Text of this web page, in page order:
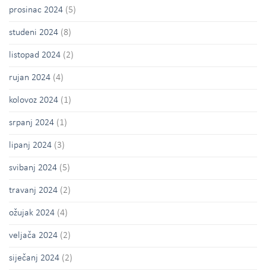
prosinac 2024 (5)
studeni 2024 (8)
listopad 2024 (2)
rujan 2024 (4)
kolovoz 2024 (1)
srpanj 2024 (1)
lipanj 2024 (3)
svibanj 2024 (5)
travanj 2024 (2)
ožujak 2024 (4)
veljača 2024 (2)
siječanj 2024 (2)